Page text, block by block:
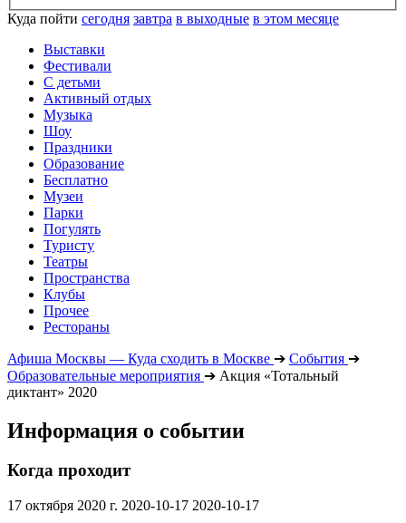
Куда пойти сегодня завтра в выходные в этом месяце
Выставки
Фестивали
С детьми
Активный отдых
Музыка
Шоу
Праздники
Образование
Бесплатно
Музеи
Парки
Погулять
Туристу
Театры
Пространства
Клубы
Прочее
Рестораны
Афиша Москвы — Куда сходить в Москве ➔ События ➔
Образовательные мероприятия ➔ Акция «Тотальный
диктант» 2020
Информация о событии
Когда проходит
17 октября 2020 г. 2020-10-17 2020-10-17